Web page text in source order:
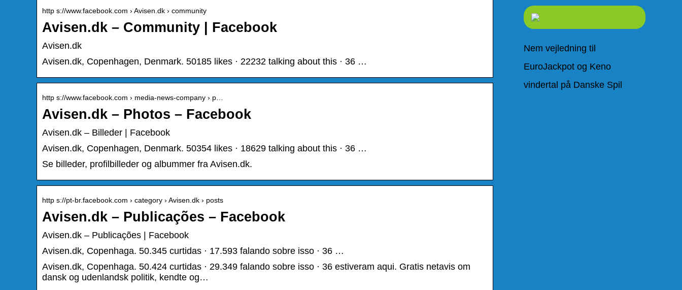
http s://www.facebook.com › Avisen.dk › community
Avisen.dk – Community | Facebook
Avisen.dk
Avisen.dk, Copenhagen, Denmark. 50185 likes · 22232 talking about this · 36 …
http s://www.facebook.com › media-news-company › p…
Avisen.dk – Photos – Facebook
Avisen.dk – Billeder | Facebook
Avisen.dk, Copenhagen, Denmark. 50354 likes · 18629 talking about this · 36 …
Se billeder, profilbilleder og albummer fra Avisen.dk.
http s://pt-br.facebook.com › category › Avisen.dk › posts
Avisen.dk – Publicações – Facebook
Avisen.dk – Publicações | Facebook
Avisen.dk, Copenhaga. 50.345 curtidas · 17.593 falando sobre isso · 36 …
Avisen.dk, Copenhaga. 50.424 curtidas · 29.349 falando sobre isso · 36 estiveram aqui. Gratis netavis om
dansk og udenlandsk politik, kendte og…
Nem vejledning til
EuroJackpot og Keno
vindertal på Danske Spil